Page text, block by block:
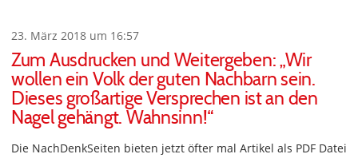
23. März 2018 um 16:57
Zum Ausdrucken und Weitergeben: „Wir
wollen ein Volk der guten Nachbarn sein.
Dieses großartige Versprechen ist an den
Nagel gehängt. Wahnsinn!“
Die NachDenkSeiten bieten jetzt öfter mal Artikel als PDF Datei